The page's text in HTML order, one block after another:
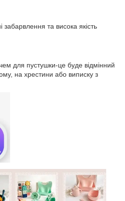
та висока якість
для пустушки-це буде відмінний
на хрестини або виписку з